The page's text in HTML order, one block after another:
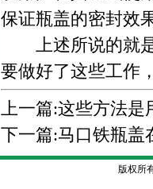
保证瓶盖的密封效
上述所说的就是
要做好了这些工作
上一篇:这些方法是
下一篇:马口铁瓶盖
版权所